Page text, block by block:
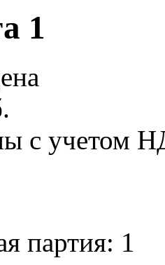
1
с учетом
партия: 1